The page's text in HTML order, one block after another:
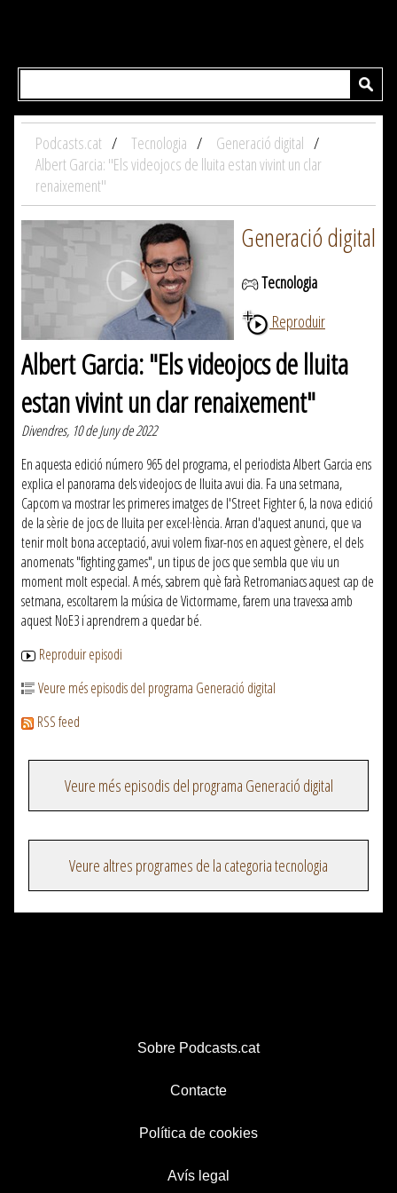
Podcasts.cat Tecnologia
Generació digital
Albert Garcia: "Els videojocs de lluita estan vivint un clar
renaixement"
Generació digital
Tecnologia
Reproduir
Albert Garcia: "Els videojocs de lluita
estan vivint un clar renaixement"
Divendres, 10 de Juny de 2022
En aquesta edició número 965 del programa, el periodista Albert Garcia ens
explica el panorama dels videojocs de lluita avui dia. Fa una setmana,
Capcom va mostrar les primeres imatges de l'Street Fighter 6, la nova edició
de la sèrie de jocs de lluita per excel·lència. Arran d'aquest anunci, que va
tenir molt bona acceptació, avui volem fixar-nos en aquest gènere, el dels
anomenats "fighting games", un tipus de jocs que sembla que viu un
moment molt especial. A més, sabrem què farà Retromaniacs aquest cap de
setmana, escoltarem la música de Victormame, farem una travessa amb
aquest NoE3 i aprendrem a quedar bé.
Reproduir episodi
Veure més episodis del programa Generació digital
RSS feed
Veure més episodis del programa Generació digital
Veure altres programes de la categoria tecnologia
Sobre Podcasts.cat
Contacte
Política de cookies
Avís legal